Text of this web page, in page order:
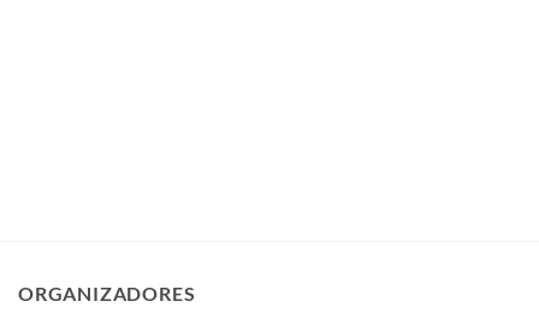
ORGANIZADORES